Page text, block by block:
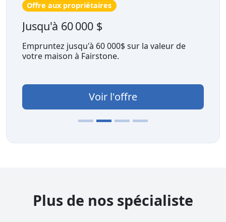
Offre aux propriétaires
Jusqu'à 60 000 $
Empruntez jusqu'à 60 000$ sur la valeur de
votre maison à Fairstone.
Voir l'offre
Plus de nos spécialiste